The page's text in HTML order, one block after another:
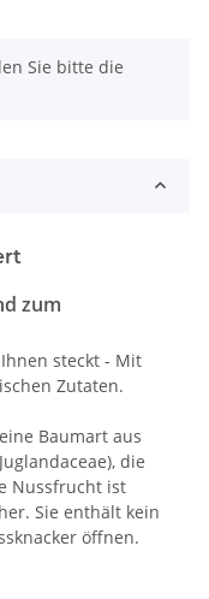
Sie bitte die
zum
steckt - Mit
Zutaten.
Baumart aus
die
Nussfrucht ist
Sie enthält kein
öffnen.